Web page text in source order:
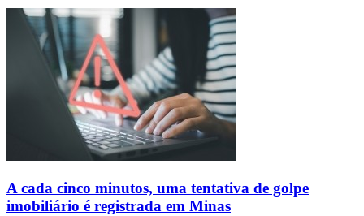
A cada cinco minutos, uma tentativa de golpe
imobiliário é registrada em Minas